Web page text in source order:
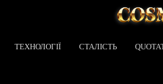
ТЕХНОЛОГІЇ СТАЛІСТЬ